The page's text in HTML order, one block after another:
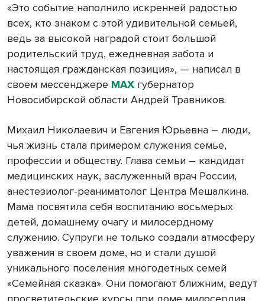
«Это событие наполнило искренней радостью
всех, кто знаком с этой удивительной семьей,
ведь за высокой наградой стоит большой
родительский труд, ежедневная забота и
настоящая гражданская позиция», — написал в
своем мессенджере MAX губернатор
Новосибирской области Андрей Травников.
Михаил Николаевич и Евгения Юрьевна – люди,
чья жизнь стала примером служения семье,
профессии и обществу. Глава семьи – кандидат
медицинских наук, заслуженный врач России,
анестезиолог-реаниматолог Центра Мешалкина.
Мама посвятила себя воспитанию восьмерых
детей, домашнему очагу и милосердному
служению. Супруги не только создали атмосферу
уважения в своем доме, но и стали душой
уникального поселения многодетных семей
«Семейная сказка». Они помогают ближним, ведут